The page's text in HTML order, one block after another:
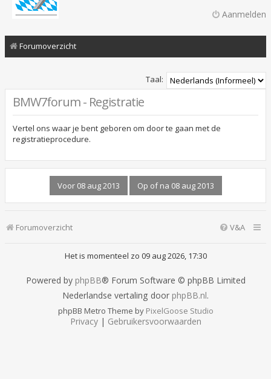
Aanmelden
Forumoverzicht
Taal:
BMW7forum - Registratie
Vertel ons waar je bent geboren om door te gaan met de
registratieprocedure.
Forumoverzicht V&A
Het is momenteel zo 09 aug 2026, 17:30
Powered by phpBB® Forum Software © phpBB Limited
Nederlandse vertaling door phpBB.nl.
phpBB Metro Theme by PixelGoose Studio
Privacy| Gebruikersvoorwaarden